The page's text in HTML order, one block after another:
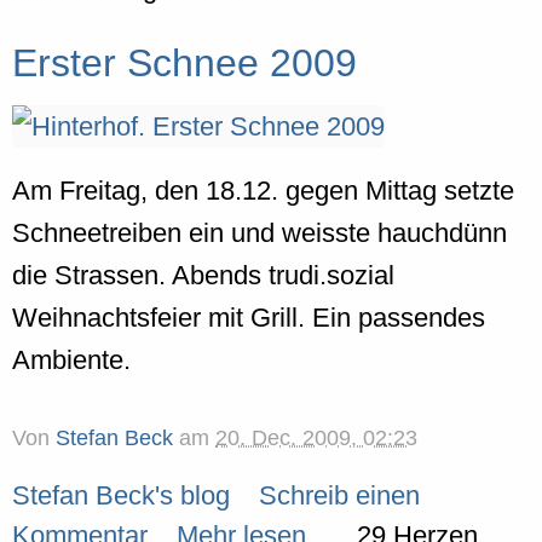
Erster Schnee 2009
Am Freitag, den 18.12. gegen Mittag setzte
Schneetreiben ein und weisste hauchdünn
die Strassen. Abends trudi.sozial
Weihnachtsfeier mit Grill. Ein passendes
Ambiente.
Von Stefan Beck am 20. Dec. 2009, 02:23
Stefan Beck's blog
Schreib einen
Kommentar
Mehr lesen... 29 Herzen